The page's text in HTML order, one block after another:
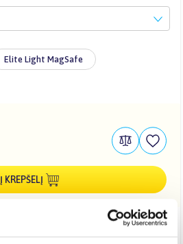
Elite Light MagSafe
Į KREPŠELĮ